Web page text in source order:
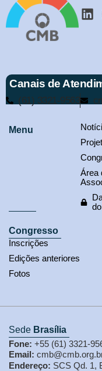
Canais de
(61) 3321-9563
Menu
Área
Congresso
Inscrições
Edições anteriores
Fotos
Sede Brasília
Fone: +55 (61) 3321-
Email:
Endereço: SCS Qd. 1,